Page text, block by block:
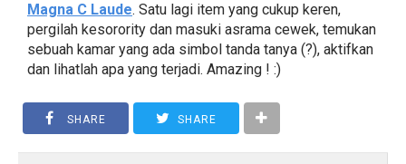
Magna C Laude. Satu lagi item yang cukup keren,
pergilah kesorority dan masuki asrama cewek, temukan
sebuah kamar yang ada simbol tanda tanya (?), aktifkan
dan lihatlah apa yang terjadi. Amazing ! :)
SHARE SHARE